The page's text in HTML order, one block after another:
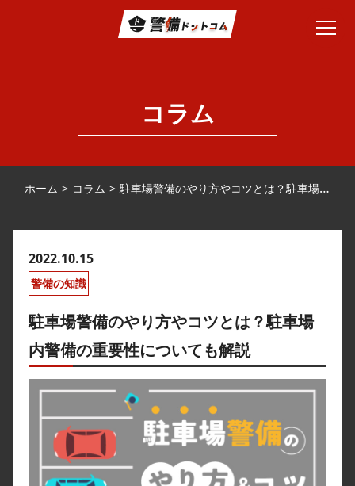
コラム
ホーム コラム 駐車場警備のやり方やコツとは？駐車場内警備の重要性についても解説
2022.10.15
警備の知識
駐車場警備のやり方やコツとは？駐車場
内警備の重要性についても解説